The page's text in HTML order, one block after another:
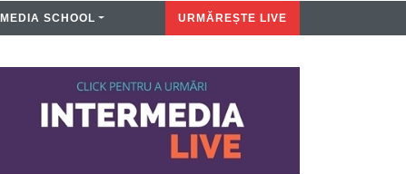
MEDIA SCHOOL URMĂREȘTE LIVE